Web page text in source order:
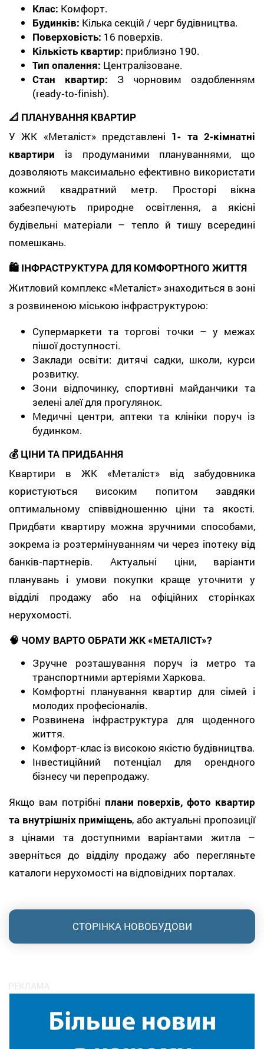
Клас: Комфорт.
Будинків: Кілька секцій / черг будівництва.
Поверховість: 16 поверхів.
Кількість квартир: приблизно 190.
Тип опалення: Централізоване.
Стан квартир: З чорновим оздобленням
(ready‑to‑finish).
📐 ПЛАНУВАННЯ КВАРТИР
У ЖК «Металіст» представлені 1‑ та 2‑кімнатні
квартири із продуманими плануваннями, що
дозволяють максимально ефективно використати
кожний квадратний метр. Просторі вікна
забезпечують природне освітлення, а якісні
будівельні матеріали – тепло й тишу всередині
помешкань.
🛍️ ІНФРАСТРУКТУРА ДЛЯ КОМФОРТНОГО ЖИТТЯ
Житловий комплекс «Металіст» знаходиться в зоні
з розвиненою міською інфраструктурою:
Супермаркети та торгові точки – у межах
пішої доступності.
Заклади освіти: дитячі садки, школи, курси
розвитку.
Зони відпочинку, спортивні майданчики та
зелені алеї для прогулянок.
Медичні центри, аптеки та клініки поруч із
будинком.
💰 ЦІНИ ТА ПРИДБАННЯ
Квартири в ЖК «Металіст» від забудовника
користуються високим попитом завдяки
оптимальному співвідношенню ціни та якості.
Придбати квартиру можна зручними способами,
зокрема із розтермінуванням чи через іпотеку від
банків‑партнерів. Актуальні ціни, варіанти
планувань і умови покупки краще уточнити у
відділі продажу або на офіційних сторінках
нерухомості.
🧠 ЧОМУ ВАРТО ОБРАТИ ЖК «МЕТАЛІСТ»?
Зручне розташування поруч із метро та
транспортними артеріями Харкова.
Комфортні планування квартир для сімей і
молодих професіоналів.
Розвинена інфраструктура для щоденного
життя.
Комфорт‑клас із високою якістю будівництва.
Інвестиційний потенціал для орендного
бізнесу чи перепродажу.
Якщо вам потрібні плани поверхів, фото квартир
та внутрішніх приміщень, або актуальні пропозиції
з цінами та доступними варіантами житла –
зверніться до відділу продажу або перегляньте
каталоги нерухомості на відповідних порталах.
СТОРІНКА НОВОБУДОВИ